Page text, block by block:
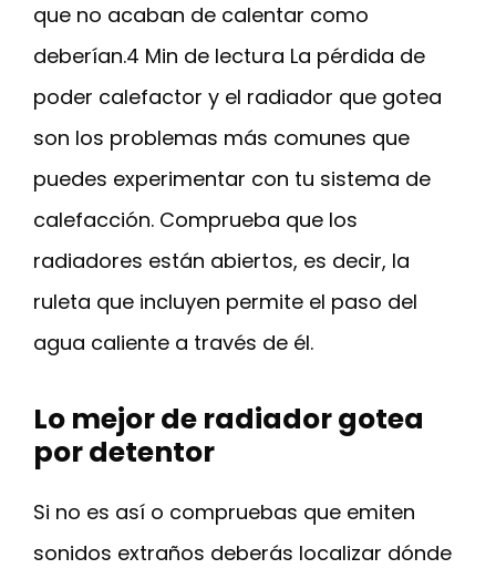
que no acaban de calentar como
deberían.4 Min de lectura La pérdida de
poder calefactor y el radiador que gotea
son los problemas más comunes que
puedes experimentar con tu sistema de
calefacción. Comprueba que los
radiadores están abiertos, es decir, la
ruleta que incluyen permite el paso del
agua caliente a través de él.
Lo mejor de radiador gotea
por detentor
Si no es así o compruebas que emiten
sonidos extraños deberás localizar dónde